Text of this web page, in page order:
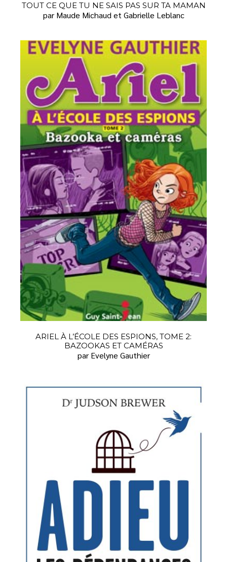
TOUT CE QUE TU NE SAIS PAS SUR TA MAMAN
par Maude Michaud et Gabrielle Leblanc
ARIEL À L’ÉCOLE DES ESPIONS, TOME 2:
BAZOOKAS ET CAMÉRAS
par Evelyne Gauthier